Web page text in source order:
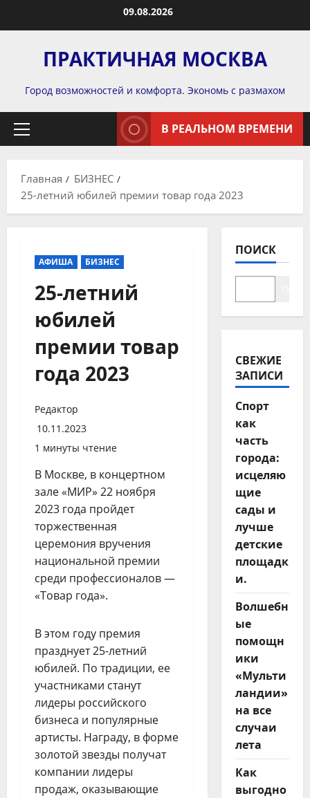
09.08.2026
ПРАКТИЧНАЯ МОСКВА
Город возможностей и комфорта. Экономь с размахом
Основное
В РЕАЛЬНОМ ВРЕМЕНИ
Главная
БИЗНЕС
25-летний юбилей премии товар года 2023
АФИША БИЗНЕС
25-летний
юбилей
премии товар
года 2023
Редактор
10.11.2023
1 минуты чтение
В Москве, в концертном
зале «МИР» 22 ноября
2023 года пройдет
торжественная
церемония вручения
национальной премии
среди профессионалов —
«Товар года».
В этом году премия
празднует 25-летний
юбилей. По традиции, ее
участниками станут
лидеры российского
бизнеса и популярные
артисты. Награду, в форме
золотой звезды получат
компании лидеры
продаж, оказывающие
ПОИСК
СВЕЖИЕ
ЗАПИСИ
Спорт
как
часть
города:
исцеляю
щие
сады и
лучше
детские
площадк
и.
Волшебн
ые
помощн
ики
«Мульти
ландии»
на все
случаи
лета
Как
выгодно